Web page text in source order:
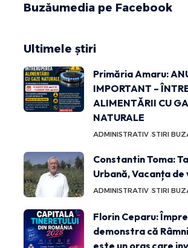
Buzăumedia pe Facebook
Ultimele știri
Primăria Amaru:
IMPORTANT –
ALIMENTĂRII CU
NATURALE
ADMINISTRATIV STIRI
Constantin Toma:
Urbană, Vacanța
ADMINISTRATIV STIRI
Florin Ceparu:
demonstra că
este un oraș care